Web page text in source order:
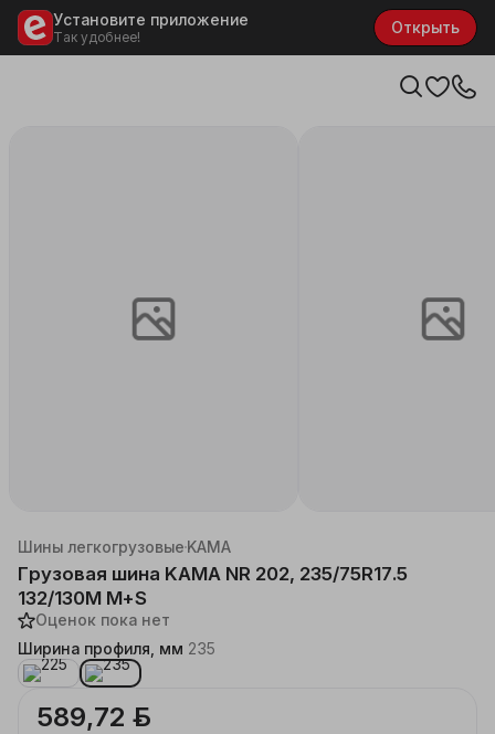
Установите приложение
Так удобнее!
Открыть
Каталог
Автотовары
Шины
Шины легкогрузовые KAMA
Грузовая шина KAMA NR 202, 235/75R17.5
132/130M M+S
Оценок пока нет
Ширина профиля, мм 235
589,72 ƃ